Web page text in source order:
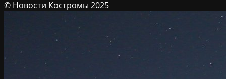
© Новости Костромы 2025